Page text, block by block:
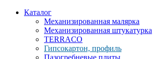
Каталог
Механизированная малярка
Механизированная штукатурка
TERRACO
Гипсокартон, профиль
Пазогребневые плиты